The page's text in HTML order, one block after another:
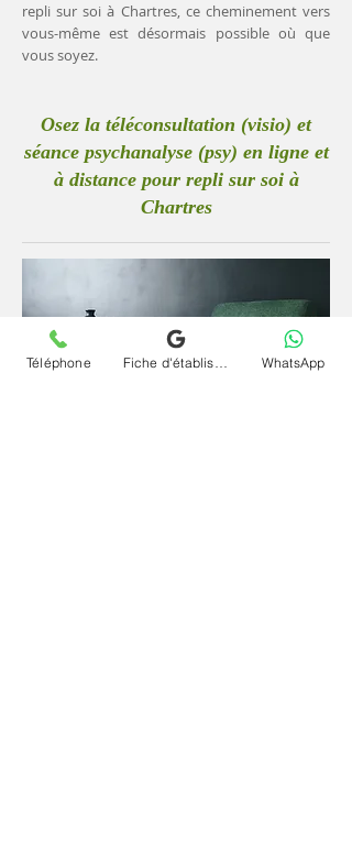
repli sur soi à Chartres, ce cheminement vers
vous-même est désormais possible où que
vous soyez.
Osez la téléconsultation (visio) et
séance psychanalyse (psy) en ligne et
à distance pour repli sur soi à
Chartres
Téléphone WhatsApp